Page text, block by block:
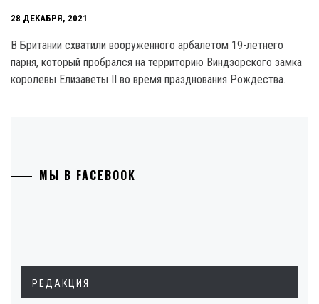
28 ДЕКАБРЯ, 2021
В Британии схватили вооруженного арбалетом 19-летнего
парня, который пробрался на территорию Виндзорского замка
королевы Елизаветы II во время празднования Рождества.
МЫ В FACEBOOK
РЕДАКЦИЯ